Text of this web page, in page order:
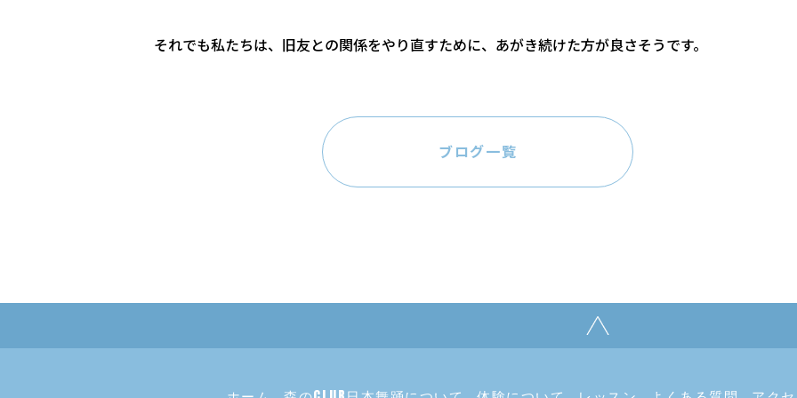
それでも私たちは、旧友との関係をやり直すために、あがき続けた方が良さそうです。
ブログ一覧